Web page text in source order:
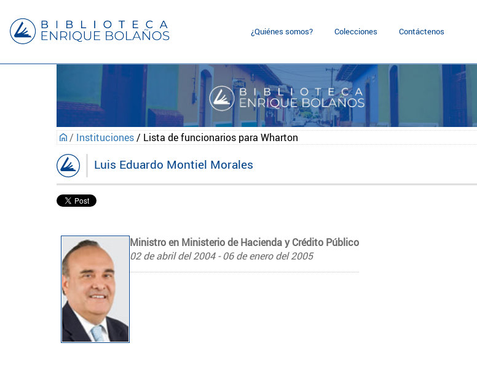
¿Quiénes somos? Colecciones Contáctenos
/ Instituciones/ Lista de funcionarios para Wharton
Luis Eduardo Montiel Morales
Ministro en Ministerio de Hacienda y Crédito Público
02 de abril del 2004 - 06 de enero del 2005